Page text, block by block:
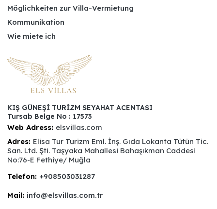
Möglichkeiten zur Villa-Vermietung
Kommunikation
Wie miete ich
KIŞ GÜNEŞİ TURİZM SEYAHAT ACENTASI
Tursab Belge No : 17573
Web Adress: elsvillas.com
Adres: Elisa Tur Turizm Eml. İnş. Gıda Lokanta Tütün Tic.
San. Ltd. Şti. Taşyaka Mahallesi Bahaşıkman Caddesi
No:76-E Fethiye/ Muğla
Telefon: +908503031287
Mail: info@elsvillas.com.tr